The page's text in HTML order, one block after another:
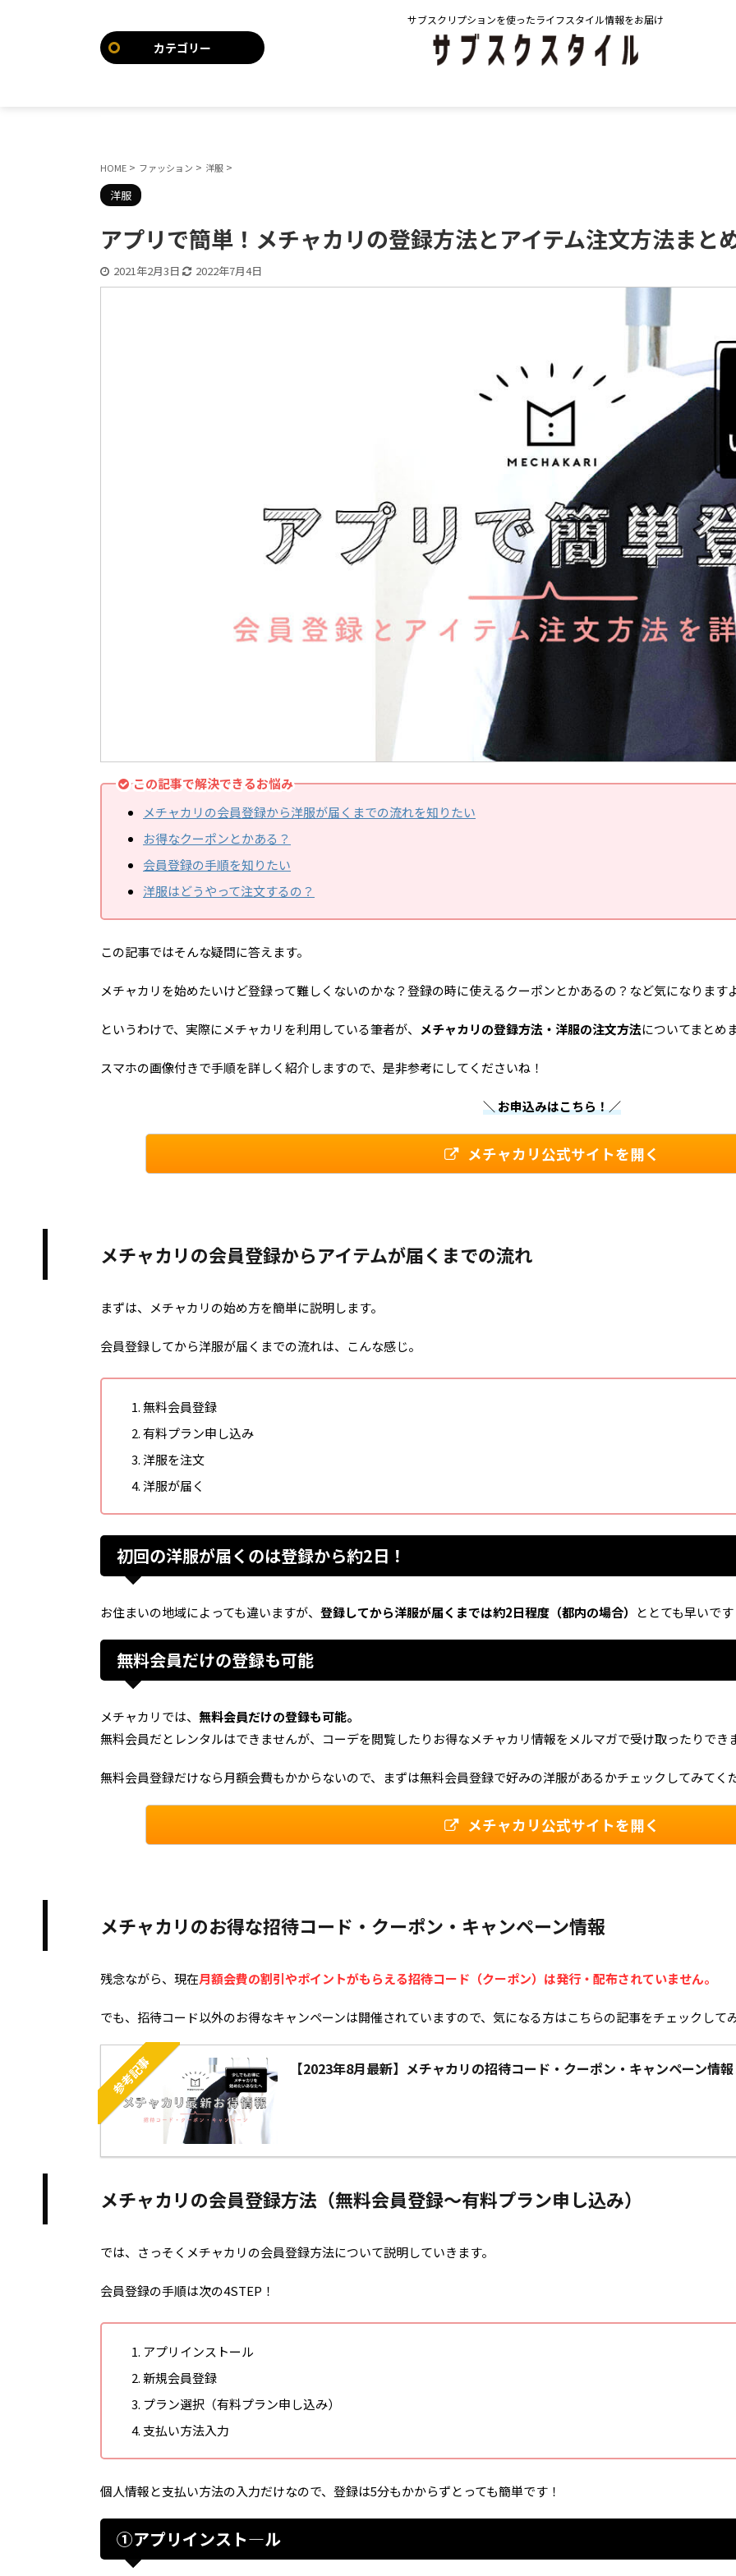
サブスクリプションを使ったライフスタイル情報をお届け
カテゴリー
HOME > ファッション > 洋服 >
洋服
アプリで簡単！メチャカリの登録方法とアイテム注文方法まと
2021年2月3日 2022年7月4日
この記事で解決できるお悩み
メチャカリの会員登録から洋服が届くまでの流れを知りたい
お得なクーポンとかある？
会員登録の手順を知りたい
洋服はどうやって注文するの？
この記事ではそんな疑問に答えます。
メチャカリを始めたいけど登録って難しくないのかな？登録の時に使えるクーポンとかあるの？など気になります
というわけで、実際にメチャカリを利用している筆者が、 メチャカリの登録方法・洋服の注文方法についてまとめ
スマホの画像付きで手順を詳しく紹介しますので、是非参考にしてくださいね！
＼ お申込みはこちら！／
メチャカリ公式サイトを開く
メチャカリの会員登録からアイテムが届くまでの流れ
まずは、メチャカリの始め方を簡単に説明します。
会員登録してから洋服が届くまでの流れは、こんな感じ。
無料会員登録
有料プラン申し込み
洋服を注文
洋服が届く
初回の洋服が届くのは登録から約2日！
お住まいの地域によっても違いますが、 登録してから洋服が届くまでは約2日程度（都内の場合） ととても早いです
無料会員だけの登録も可能
メチャカリでは、 無料会員だけの登録も可能。
無料会員だとレンタルはできませんが、コーデを閲覧したりお得なメチャカリ情報をメルマガで受け取ったりでき
無料会員登録だけなら月額会費もかからないので、まずは無料会員登録で好みの洋服があるかチェックしてみて
メチャカリ公式サイトを開く
メチャカリのお得な招待コード・クーポン・キャンペーン情報
残念ながら、現在月額会費の割引やポイントがもらえる招待コード（クーポン）は発行・配布されていません。
でも、招待コード以外のお得なキャンペーンは開催されていますので、気になる方はこちらの記事をチェックして
参考記事 【2023年8月最新】メチャカリの招待コード・クーポン・キャンペーン情
メチャカリの会員登録方法（無料会員登録～有料プラン申し込み）
では、さっそくメチャカリの会員登録方法について説明していきます。
会員登録の手順は次の4STEP！
アプリインストール
新規会員登録
プラン選択（有料プラン申し込み）
支払い方法入力
個人情報と支払い方法の入力だけなので、登録は5分もかからずとっても簡単です！
①アプリインスト―ル